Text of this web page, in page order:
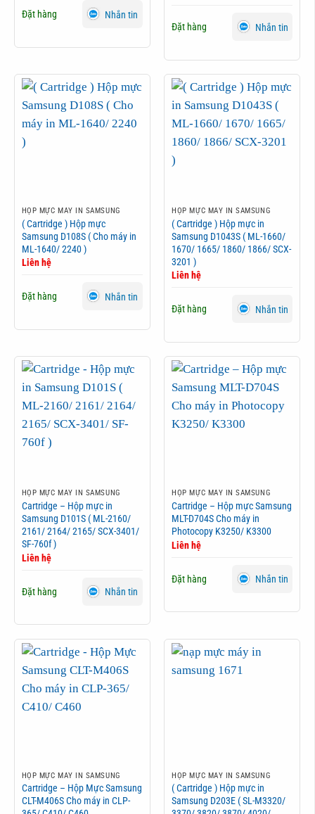
Đặt hàng Nhắn tin
Đặt hàng Nhắn tin
HỘP MỰC MÁY IN SAMSUNG
( Cartridge ) Hộp mực
Samsung D108S ( Cho máy in
ML-1640/ 2240 )
Liên hệ
Đặt hàng Nhắn tin
HỘP MỰC MÁY IN SAMSUNG
( Cartridge ) Hộp mực in
Samsung D1043S ( ML-1660/
1670/ 1665/ 1860/ 1866/ SCX-
3201 )
Liên hệ
Đặt hàng Nhắn tin
HỘP MỰC MÁY IN SAMSUNG
Cartridge – Hộp mực in
Samsung D101S ( ML-2160/
2161/ 2164/ 2165/ SCX-3401/
SF-760f )
Liên hệ
Đặt hàng Nhắn tin
HỘP MỰC MÁY IN SAMSUNG
Cartridge – Hộp mực Samsung
MLT-D704S Cho máy in
Photocopy K3250/ K3300
Liên hệ
Đặt hàng Nhắn tin
HỘP MỰC MÁY IN SAMSUNG
Cartridge – Hộp Mực Samsung
CLT-M406S Cho máy in CLP-
HỘP MỰC MÁY IN SAMSUNG
( Cartridge ) Hộp mực in
Samsung D203E ( SL-M3320/